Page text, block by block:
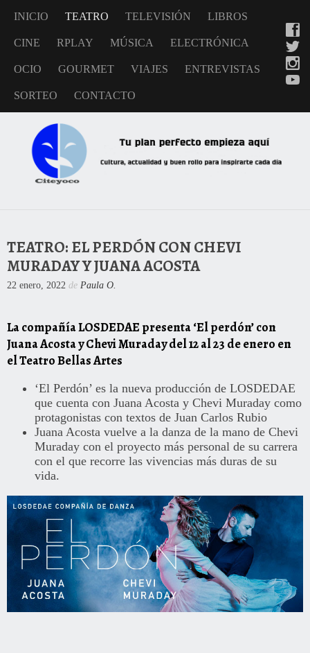
INICIO TEATRO TELEVISIÓN LIBROS
CINE RPLAY MÚSICA ELECTRÓNICA
OCIO GOURMET VIAJES ENTREVISTAS
SORTEO CONTACTO
TEATRO: EL PERDÓN CON CHEVI
MURADAY Y JUANA ACOSTA
22 enero, 2022 de Paula O.
La compañía LOSDEDAE presenta ‘El perdón’ con
Juana Acosta y Chevi Muraday del 12 al 23 de enero en
el Teatro Bellas Artes
‘El Perdón’ es la nueva producción de LOSDEDAE
que cuenta con Juana Acosta y Chevi Muraday como
protagonistas con textos de Juan Carlos Rubio
Juana Acosta vuelve a la danza de la mano de Chevi
Muraday con el proyecto más personal de su carrera
con el que recorre las vivencias más duras de su
vida.